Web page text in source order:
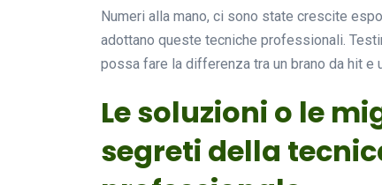
Numeri alla mano, ci sono state crescite
adottano queste tecniche professionali.
possa fare la differenza tra un brano da hit e
Le soluzioni o le
segreti della